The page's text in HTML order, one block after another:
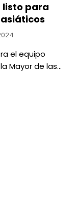
listo para
el equipo
Mayor de las…